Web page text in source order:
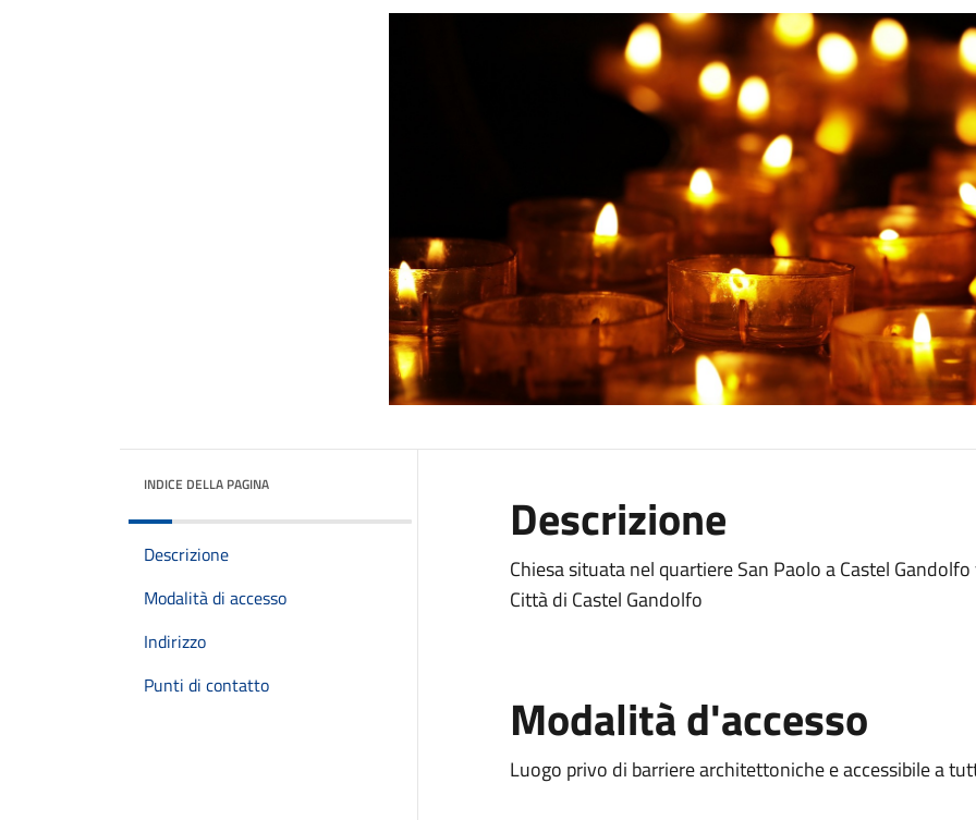
INDICE DELLA PAGINA
Descrizione
Modalità di accesso
Indirizzo
Punti di contatto
Descrizione
Chiesa situata nel quartiere San Paolo a Castel
Città di Castel Gandolfo
Modalità d'accesso
Luogo privo di barriere architettoniche e accessibile a